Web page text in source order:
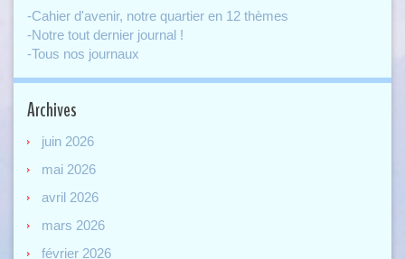
-Cahier d'avenir, notre quartier en 12 thèmes
-Notre tout dernier journal !
-Tous nos journaux
Archives
juin 2026
mai 2026
avril 2026
mars 2026
février 2026